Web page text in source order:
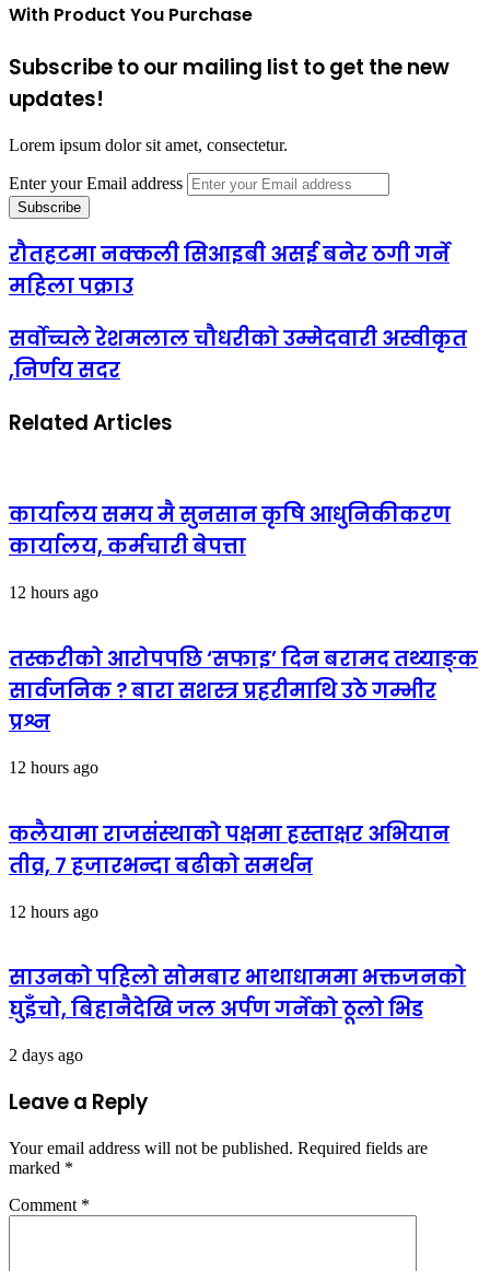
With Product You Purchase
Subscribe to our mailing list to get the new
updates!
Lorem ipsum dolor sit amet, consectetur.
Enter your Email address
रौतहटमा नक्कली सिआइबी असई बनेर ठगी गर्ने
महिला पक्राउ
सर्वोच्चले रेशमलाल चौधरीको उम्मेदवारी अस्वीकृत
,निर्णय सदर
Related Articles
कार्यालय समय मै सुनसान कृषि आधुनिकीकरण
कार्यालय, कर्मचारी बेपत्ता
12 hours ago
तस्करीको आरोपपछि ‘सफाइ’ दिन बरामद तथ्याङ्क
सार्वजनिक ? बारा सशस्त्र प्रहरीमाथि उठे गम्भीर
प्रश्न
12 hours ago
कलैयामा राजसंस्थाको पक्षमा हस्ताक्षर अभियान
तीव्र, ७ हजारभन्दा बढीको समर्थन
12 hours ago
साउनको पहिलो सोमबार भाथाधाममा भक्तजनको
घुइँचो, बिहानैदेखि जल अर्पण गर्नेको ठूलो भिड
2 days ago
Leave a Reply
Your email address will not be published. Required fields are
marked *
Comment *